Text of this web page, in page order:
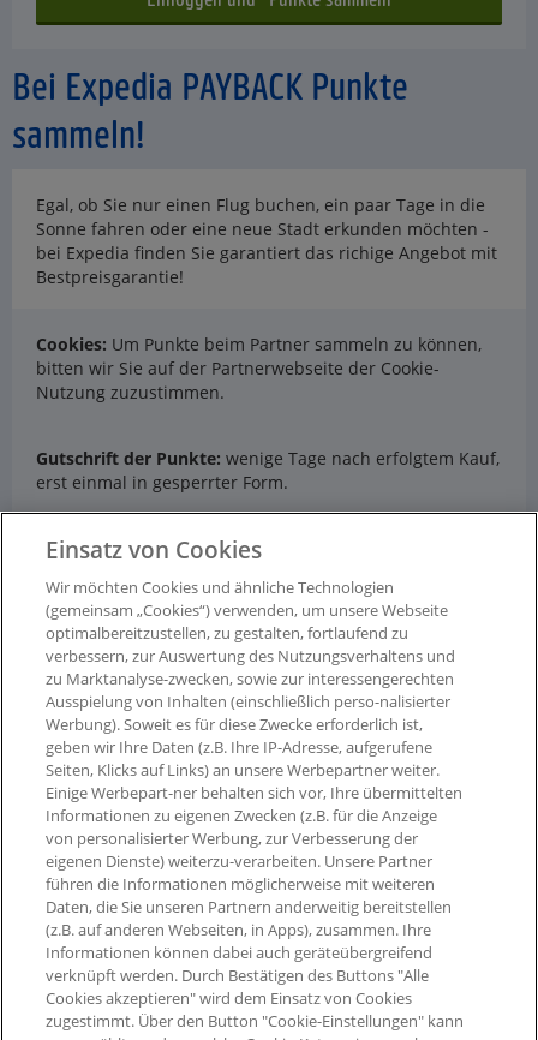
Bei Expedia PAYBACK Punkte
sammeln!
Egal, ob Sie nur einen Flug buchen, ein paar Tage in die
Sonne fahren oder eine neue Stadt erkunden möchten -
bei Expedia finden Sie garantiert das richige Angebot mit
Bestpreisgarantie!
Cookies: Um Punkte beim Partner sammeln zu können,
bitten wir Sie auf der Partnerwebseite der Cookie-
Nutzung zuzustimmen.
Gutschrift der Punkte: wenige Tage nach erfolgtem Kauf,
erst einmal in gesperrter Form.
Entsperrung der Punkte:nach Ende Ihrer Abreise in
Ausgenommen von der Bepunktung sind:
- Stornierte Bestellungen
Einsatz von Cookies
Wir möchten Cookies und ähnliche Technologien
(gemeinsam „Cookies“) verwenden, um unsere Webseite
optimalbereitzustellen, zu gestalten, fortlaufend zu
verbessern, zur Auswertung des Nutzungsverhaltens und
zu Marktanalyse-zwecken, sowie zur interessengerechten
Ausspielung von Inhalten (einschließlich perso-nalisierter
Werbung). Soweit es für diese Zwecke erforderlich ist,
geben wir Ihre Daten (z.B. Ihre IP-Adresse, aufgerufene
Seiten, Klicks auf Links) an unsere Werbepartner weiter.
Einige Werbepart-ner behalten sich vor, Ihre übermittelten
Informationen zu eigenen Zwecken (z.B. für die Anzeige
von personalisierter Werbung, zur Verbesserung der
eigenen Dienste) weiterzu-verarbeiten. Unsere Partner
führen die Informationen möglicherweise mit weiteren
Daten, die Sie unseren Partnern anderweitig bereitstellen
(z.B. auf anderen Webseiten, in Apps), zusammen. Ihre
Informationen können dabei auch geräteübergreifend
verknüpft werden. Durch Bestätigen des Buttons "Alle
Cookies akzeptieren" wird dem Einsatz von Cookies
zugestimmt. Über den Button "Cookie-Einstellungen" kann